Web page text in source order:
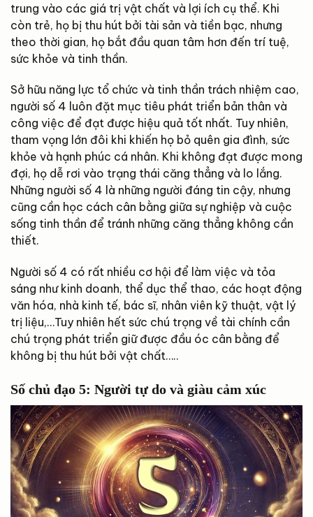
trung vào các giá trị vật chất và lợi ích cụ thể. Khi
còn trẻ, họ bị thu hút bởi tài sản và tiền bạc, nhưng
theo thời gian, họ bắt đầu quan tâm hơn đến trí tuệ,
sức khỏe và tinh thần.
Sở hữu năng lực tổ chức và tinh thần trách nhiệm cao,
người số 4 luôn đặt mục tiêu phát triển bản thân và
công việc để đạt được hiệu quả tốt nhất. Tuy nhiên,
tham vọng lớn đôi khi khiến họ bỏ quên gia đình, sức
khỏe và hạnh phúc cá nhân. Khi không đạt được mong
đợi, họ dễ rơi vào trạng thái căng thẳng và lo lắng.
Những người số 4 là những người đáng tin cậy, nhưng
cũng cần học cách cân bằng giữa sự nghiệp và cuộc
sống tinh thần để tránh những căng thẳng không cần
thiết.
Người số 4 có rất nhiều cơ hội để làm việc và tỏa
sáng như kinh doanh, thể dục thể thao, các hoạt động
văn hóa, nhà kinh tế, bác sĩ, nhân viên kỹ thuật, vật lý
trị liệu,…Tuy nhiên hết sức chú trọng về tài chính cần
chú trọng phát triển giữ được đầu óc cân bằng để
không bị thu hút bởi vật chất…..
Số chủ đạo 5: Người tự do và giàu cảm xúc